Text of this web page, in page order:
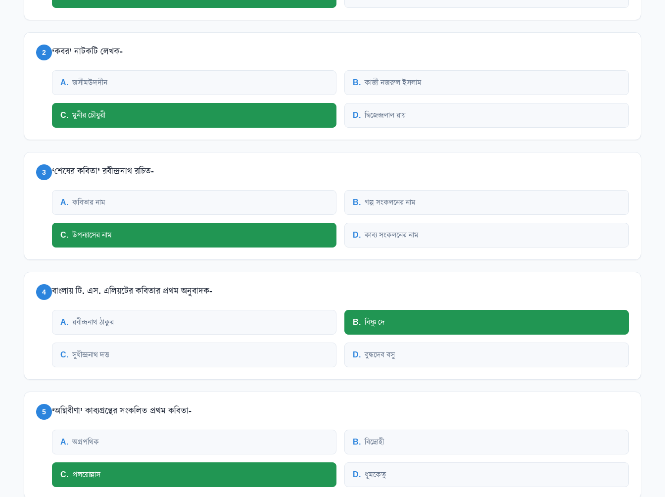
2 ‘কবর’ নাটকটি লেখক-
A. জসীমউদদীন B. কাজী নজরুল ইসলাম
C. মুনীর চৌধুরী D. দ্বিজেন্দ্রলাল রায়
3 ‘শেষের কবিতা’ রবীন্দ্রনাথ রচিত-
A. কবিতার নাম B. গল্প সংকলনের নাম
C. উপন্যাসের নাম D. কাব্য সংকলনের নাম
4 বাংলায় টি. এস. এলিয়টের কবিতার প্রথম অনুবাদক-
A. রবীন্দ্রনাথ ঠাকুর B. বিষ্ণু দে
C. সুধীন্দ্রনাথ দত্ত D. বুদ্ধদেব বসু
5 ‘অগ্নিবীণা’ কাব্যগ্রন্থের সংকলিত প্রথম কবিতা-
A. অগ্রপথিক B. বিদ্রোহী
C. প্রলয়োল্লাস D. ধূমকেতু